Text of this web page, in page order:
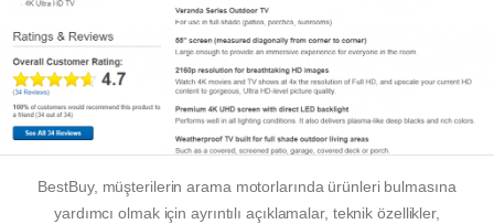
BestBuy, müşterilerin arama motorlarında ürünleri bulmasına
yardımcı olmak için ayrıntılı açıklamalar, teknik özellikler,